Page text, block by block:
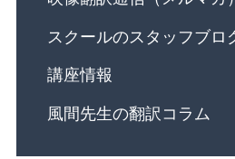
スクールのスタッフブロ
講座情報
風間先生の翻訳コラム